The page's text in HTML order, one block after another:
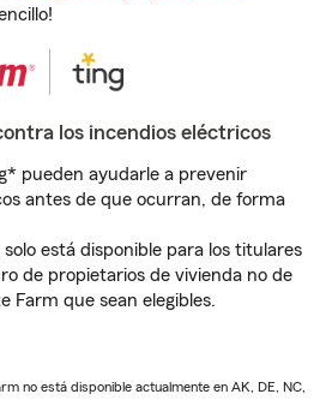
los incendios eléctricos
pueden ayudarle a prevenir
antes de que ocurran, de forma
solo está disponible para los titulares
de propietarios de vivienda no de
Farm que sean elegibles.
no está disponible actualmente en AK, DE, NC,